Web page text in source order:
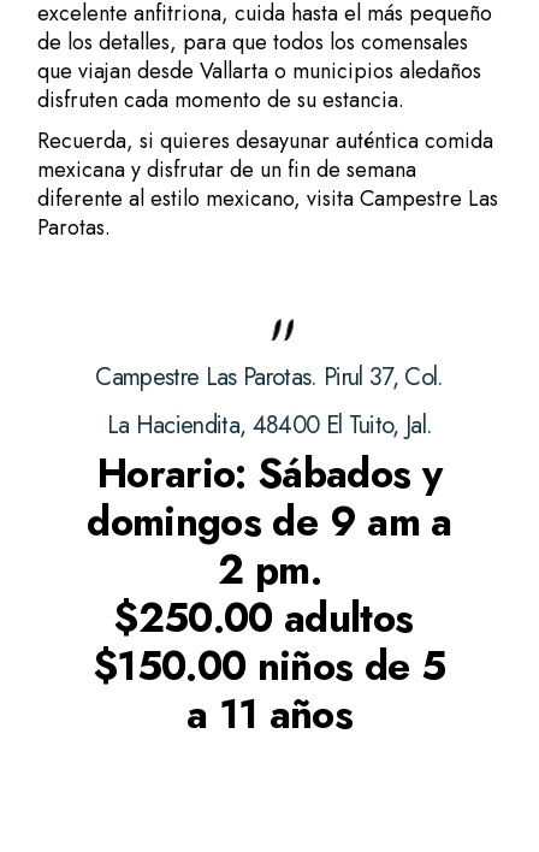
excelente anfitriona, cuida hasta el más pequeño
de los detalles, para que todos los comensales
que viajan desde Vallarta o municipios aledaños
disfruten cada momento de su estancia.
Recuerda, si quieres desayunar auténtica comida
mexicana y disfrutar de un fin de semana
diferente al estilo mexicano, visita Campestre Las
Parotas.
Campestre Las Parotas. Pirul 37, Col.
La Haciendita, 48400 El Tuito, Jal.
Horario: Sábados y
domingos de 9 am a
2 pm.
$250.00 adultos
$150.00 niños de 5
a 11 años